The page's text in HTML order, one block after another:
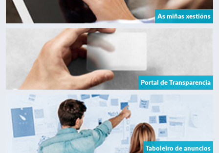
As miñas xestións
Portal de Transparencia
Taboleiro de anuncios